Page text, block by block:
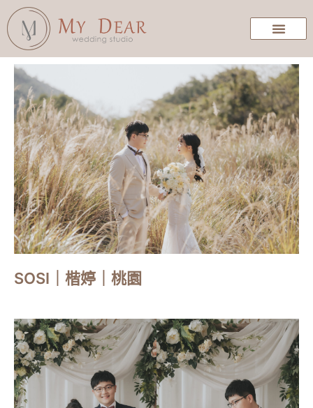
SOSI｜楷婷｜桃園